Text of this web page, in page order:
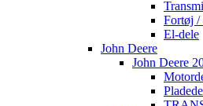
Fortøj /
El-dele
John Deere
John Deere